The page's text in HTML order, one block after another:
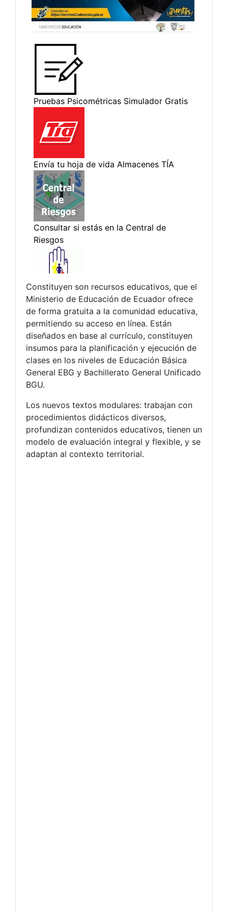
Constituyen son recursos educativos, que el
Ministerio de Educación de Ecuador ofrece
de forma gratuita a la comunidad educativa,
permitiendo su acceso en línea. Están
diseñados en base al currículo, constituyen
insumos para la planificación y ejecución de
clases en los niveles de Educación Básica
General EBG y Bachillerato General Unificado
BGU.
Los nuevos textos modulares: trabajan con
procedimientos didácticos diversos,
profundizan contenidos educativos, tienen un
modelo de evaluación integral y flexible, y se
adaptan al contexto territorial.